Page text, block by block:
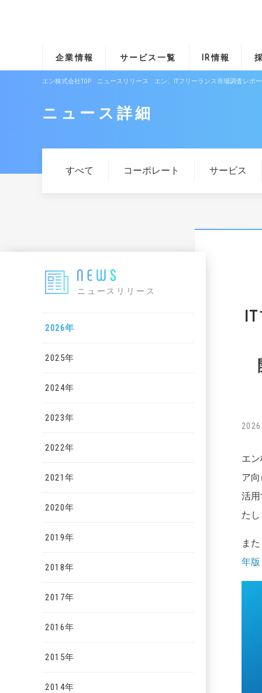
企業情報 サービス一覧 IR情報
エン株式会社TOP ニュースリリース エン、ITフリーランス市場調査レポ
ニュース詳細
すべて コーポレート サービス
ニュースリリース
2026年
2025年
2024年
2023年
2022年
2021年
2020年
2019年
2018年
2017年
2016年
2015年
2014年
エ
ア
活
た
ま
年